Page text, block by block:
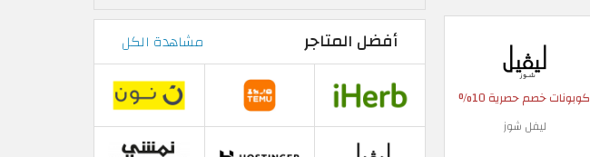
كوبونات خصم حصرية 10%
ليفل شوز
أفضل المتاجر مشاهدة الكل